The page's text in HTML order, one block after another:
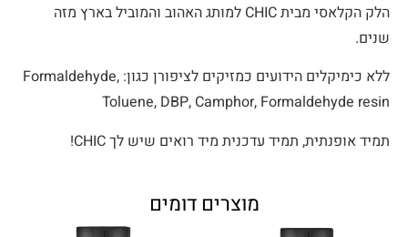
הלק הקלאסי מבית CHIC למותג האהוב והמוביל בארץ מזה
שנים.
ללא כימיקלים הידועים כמזיקים לציפורן כגון: Formaldehyde,
Toluene, DBP, Camphor, Formaldehyde resin
תמיד אופנתית, תמיד עדכנית מיד רואים שיש לך CHIC!
מוצרים דומים